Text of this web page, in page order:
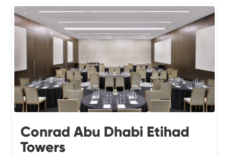
Conrad Abu Dhabi Etihad
Towers